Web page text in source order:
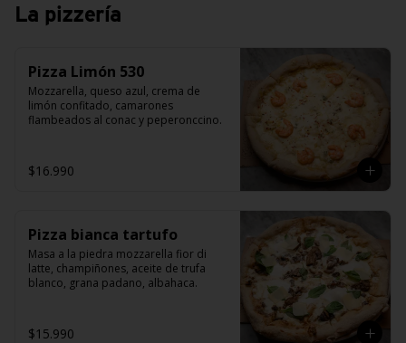
La pizzería
Pizza Limón 530
Mozzarella, queso azul, crema de
limón confitado, camarones
flambeados al conac y peperonccino.
$16.990
Pizza bianca tartufo
Masa a la piedra mozzarella fior di
latte, champiñones, aceite de trufa
blanco, grana padano, albahaca.
$15.990